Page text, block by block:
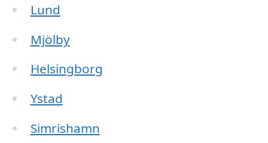
Lund
Mjölby
Helsingborg
Ystad
Simrishamn